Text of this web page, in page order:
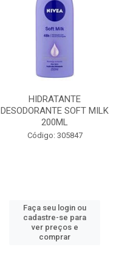
HIDRATANTE
DESODORANTE SOFT MILK
200ML
Código: 305847
Faça seu login ou
cadastre-se para
ver preços e
comprar